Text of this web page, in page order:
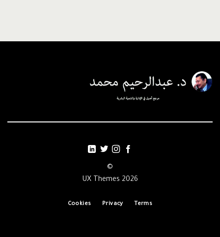
©
2026 UX Themes
Terms
Privacy
Cookies